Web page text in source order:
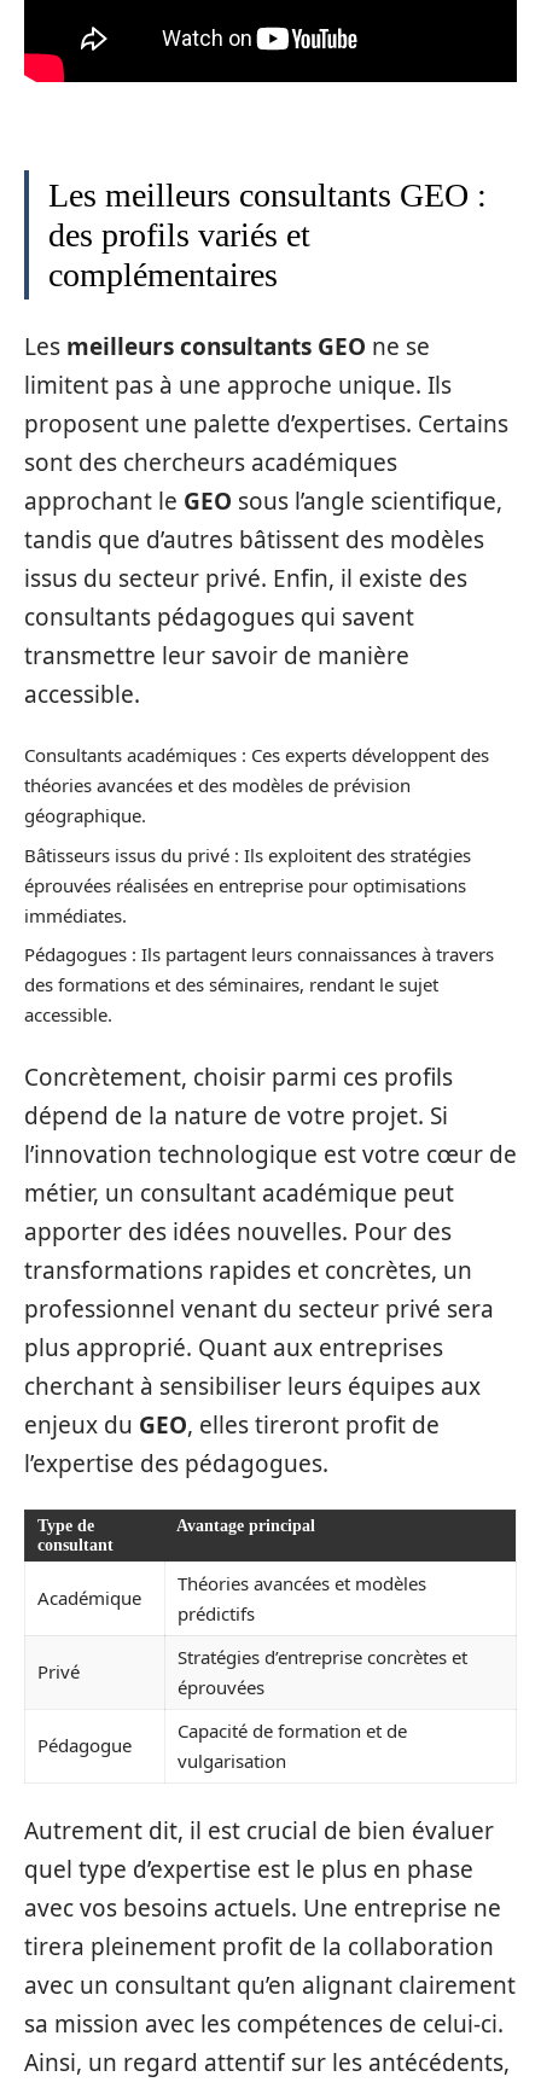
Les meilleurs consultants GEO :
des profils variés et
complémentaires
Les meilleurs consultants GEO ne se
limitent pas à une approche unique. Ils
proposent une palette d’expertises. Certains
sont des chercheurs académiques
approchant le GEO sous l’angle scientifique,
tandis que d’autres bâtissent des modèles
issus du secteur privé. Enfin, il existe des
consultants pédagogues qui savent
transmettre leur savoir de manière
accessible.
Consultants académiques : Ces experts développent des
théories avancées et des modèles de prévision
géographique.
Bâtisseurs issus du privé : Ils exploitent des stratégies
éprouvées réalisées en entreprise pour optimisations
immédiates.
Pédagogues : Ils partagent leurs connaissances à travers
des formations et des séminaires, rendant le sujet
accessible.
Concrètement, choisir parmi ces profils
dépend de la nature de votre projet. Si
l’innovation technologique est votre cœur de
métier, un consultant académique peut
apporter des idées nouvelles. Pour des
transformations rapides et concrètes, un
professionnel venant du secteur privé sera
plus approprié. Quant aux entreprises
cherchant à sensibiliser leurs équipes aux
enjeux du GEO, elles tireront profit de
l’expertise des pédagogues.
Type de
consultant
Avantage principal
Académique
Théories avancées et modèles
prédictifs
Privé
Stratégies d’entreprise concrètes et
éprouvées
Pédagogue
Capacité de formation et de
vulgarisation
Autrement dit, il est crucial de bien évaluer
quel type d’expertise est le plus en phase
avec vos besoins actuels. Une entreprise ne
tirera pleinement profit de la collaboration
avec un consultant qu’en alignant clairement
sa mission avec les compétences de celui-ci.
Ainsi, un regard attentif sur les antécédents,